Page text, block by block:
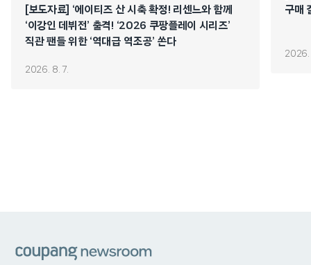
[보도자료] ‘에이티즈 산 시축 확정! 리센느와 함께
‘이강인 데뷔전’ 출격! ‘2026 쿠팡플레이 시리즈’
직관 팬들 위한 ‘역대급 역조공’ 쏜다
2026. 8. 7.
구매
2026.